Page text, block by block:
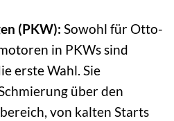
(PKW): Sowohl für Otto-
in PKWs sind
erste Wahl. Sie
über den
von kalten Starts